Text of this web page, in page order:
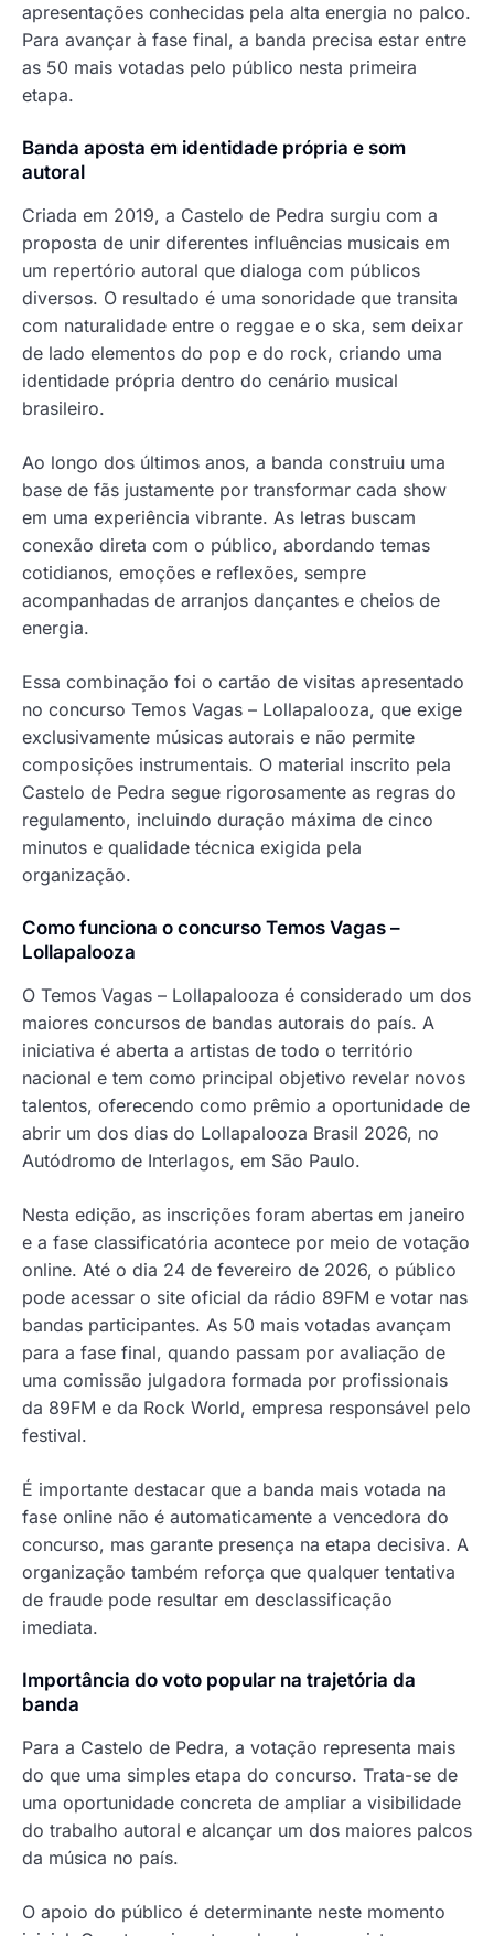
apresentações conhecidas pela alta energia no palco.
Para avançar à fase final, a banda precisa estar entre
as 50 mais votadas pelo público nesta primeira
etapa.
Banda aposta em identidade própria e som
autoral
Criada em 2019, a Castelo de Pedra surgiu com a
proposta de unir diferentes influências musicais em
um repertório autoral que dialoga com públicos
diversos. O resultado é uma sonoridade que transita
com naturalidade entre o reggae e o ska, sem deixar
de lado elementos do pop e do rock, criando uma
identidade própria dentro do cenário musical
brasileiro.
Ao longo dos últimos anos, a banda construiu uma
base de fãs justamente por transformar cada show
em uma experiência vibrante. As letras buscam
conexão direta com o público, abordando temas
cotidianos, emoções e reflexões, sempre
acompanhadas de arranjos dançantes e cheios de
energia.
Essa combinação foi o cartão de visitas apresentado
no concurso Temos Vagas – Lollapalooza, que exige
exclusivamente músicas autorais e não permite
composições instrumentais. O material inscrito pela
Castelo de Pedra segue rigorosamente as regras do
regulamento, incluindo duração máxima de cinco
minutos e qualidade técnica exigida pela
organização.
Como funciona o concurso Temos Vagas –
Lollapalooza
O Temos Vagas – Lollapalooza é considerado um dos
maiores concursos de bandas autorais do país. A
iniciativa é aberta a artistas de todo o território
nacional e tem como principal objetivo revelar novos
talentos, oferecendo como prêmio a oportunidade de
abrir um dos dias do Lollapalooza Brasil 2026, no
Autódromo de Interlagos, em São Paulo.
Nesta edição, as inscrições foram abertas em janeiro
e a fase classificatória acontece por meio de votação
online. Até o dia 24 de fevereiro de 2026, o público
pode acessar o site oficial da rádio 89FM e votar nas
bandas participantes. As 50 mais votadas avançam
para a fase final, quando passam por avaliação de
uma comissão julgadora formada por profissionais
da 89FM e da Rock World, empresa responsável pelo
festival.
É importante destacar que a banda mais votada na
fase online não é automaticamente a vencedora do
concurso, mas garante presença na etapa decisiva. A
organização também reforça que qualquer tentativa
de fraude pode resultar em desclassificação
imediata.
Importância do voto popular na trajetória da
banda
Para a Castelo de Pedra, a votação representa mais
do que uma simples etapa do concurso. Trata-se de
uma oportunidade concreta de ampliar a visibilidade
do trabalho autoral e alcançar um dos maiores palcos
da música no país.
O apoio do público é determinante neste momento